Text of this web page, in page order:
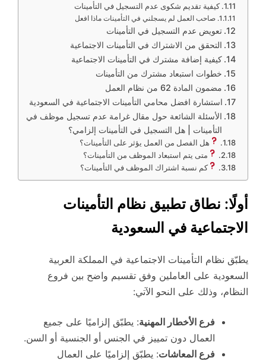
كيفية تقديم شكوى عدم التسجيل في التأمينات
صاحب العمل لم يسجلني في التأمينات ماذا افعل
تعويض عدم التسجيل في التأمينات
التحقق من الاشتراك في التأمينات الاجتماعية
كيفية إضافة مشترك في التأمينات الاجتماعية
خطوات استبعاد مشترك من التأمينات
مضمون المادة 62 من نظام العمل
استشارة افضل محامي التأمينات الاجتماعية في السعودية
الأسئلة الشائعة حول مقال غرامة عدم تسجيل موظف في
التأمينات | هل التسجيل في التأمينات إلزامي؟
هل الفصل من العمل يؤثر على التأمينات؟
متى يتم استبعاد الموظف من التأمينات؟
كم نسبة اشتراك الموظف في التأمينات؟
أولًا: نطاق تطبيق نظام التأمينات
الاجتماعية في السعودية
يطبّق نظام التأمينات الاجتماعية في المملكة العربية
السعودية على العاملين وفق تقسيم واضح بين فروع
النظام، وذلك على النحو الآتي:
فرع الأخطار المهنية: يطبّق إلزاميًا على جميع
العمال دون تمييز في الجنس أو الجنسية أو السن.
فرع المعاشات: يطبّق إلزاميًا على العمال